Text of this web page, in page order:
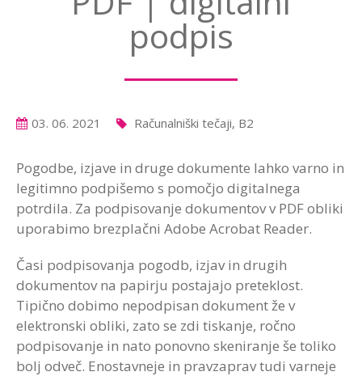
podpis
03. 06. 2021 Računalniški tečaji, B2
Pogodbe, izjave in druge dokumente lahko varno in
legitimno podpišemo s pomočjo digitalnega
potrdila. Za podpisovanje dokumentov v PDF obliki
uporabimo brezplačni Adobe Acrobat Reader.
Časi podpisovanja pogodb, izjav in drugih
dokumentov na papirju postajajo preteklost.
Tipično dobimo nepodpisan dokument že v
elektronski obliki, zato se zdi tiskanje, ročno
podpisovanje in nato ponovno skeniranje še toliko
bolj odveč. Enostavneje in pravzaprav tudi varneje